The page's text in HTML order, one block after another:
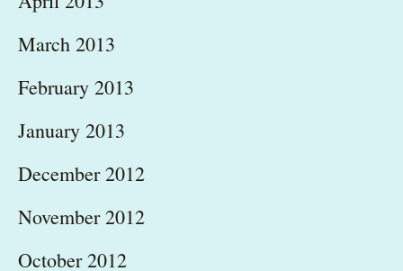
March 2013
February 2013
January 2013
December 2012
November 2012
October 2012